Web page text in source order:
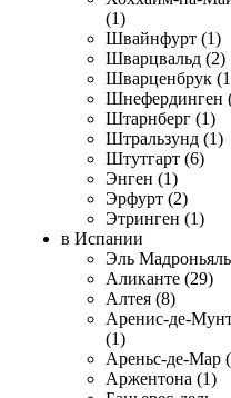
(1)
Швайнфурт (1)
Шварцвальд (2)
Шварценбрук
Шнефердинген
Штарнберг (1)
Штральзунд (1)
Штутгарт (6)
Энген (1)
Эрфурт (2)
Этринген (1)
в Испании
Эль
Аликанте (29)
Алтея (8)
Аренис-де-
(1)
Ареньс-де-Мар
Аржентона (1)